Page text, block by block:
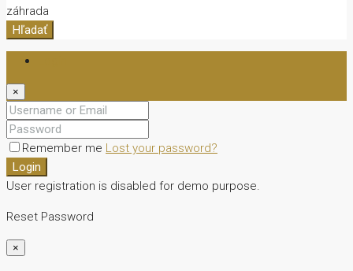
záhrada
Hľadať
×
Remember me Lost your password?
Login
User registration is disabled for demo purpose.
Reset Password
×